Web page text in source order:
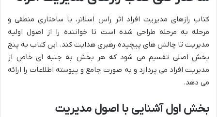
کتاب رازهای مدیریت افراد اثر راس اسلاتر، با ساختاری منطقی و
مرحله به مرحله طراحی شده است تا خواننده را از اصول اولیه
مدیریت تا چالش های پیچیده رهبری هدایت کند. این کتاب به پنج
بخش اصلی تقسیم می شود که هر بخش به جنبه ای خاص از
مدیریت افراد می پردازد و به صورت جامع و پیوسته اطلاعات را ارائه
می دهد.
بخش اول آشنایی با اصول مدیریت